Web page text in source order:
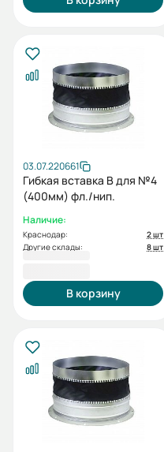
03.07.220661
Гибкая вставка В для №4
(400мм) фл./нип.
Наличие:
Краснодар:
2 шт
Другие склады:
8 шт
В корзину